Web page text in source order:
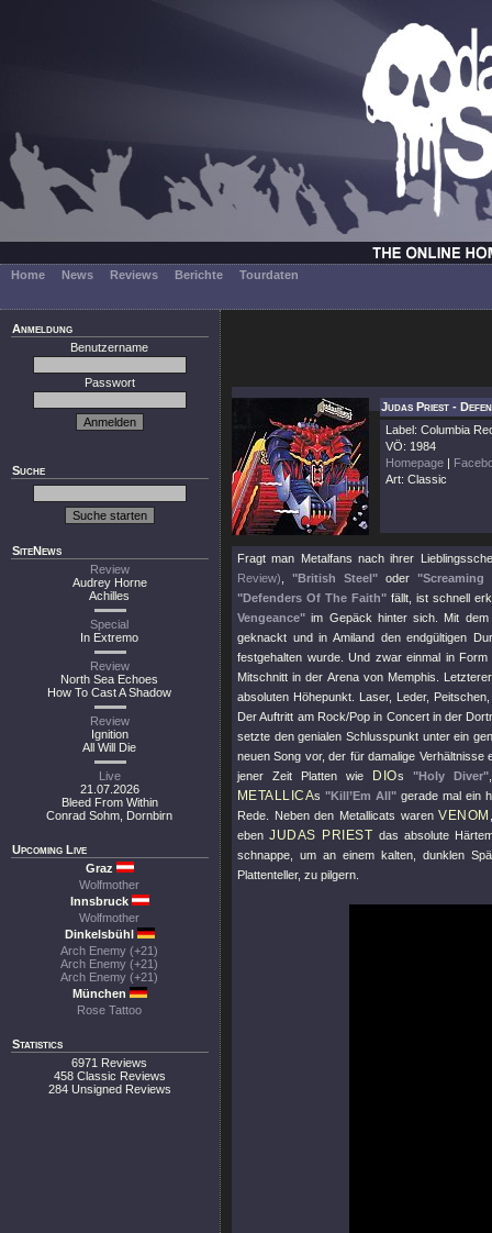
Home News Reviews Berichte Tourdaten
Anmeldung
Benutzername
Passwort
Suche
SiteNews
Review
Audrey Horne
Achilles
Special
In Extremo
Review
North Sea Echoes
How To Cast A Shadow
Review
Ignition
All Will Die
Live
21.07.2026
Bleed From Within
Conrad Sohm, Dornbirn
Upcoming Live
Graz
Wolfmother
Innsbruck
Wolfmother
Dinkelsbühl
Arch Enemy (+21)
Arch Enemy (+21)
Arch Enemy (+21)
München
Rose Tattoo
Statistics
6971 Reviews
458 Classic Reviews
284 Unsigned Reviews
Judas Priest -
Label: Columbia
VÖ: 1984
Homepage |
Art: Classic
Fragt man Metalfans nach ihrer
Review)
"British Steel"oder "Screaming
"Defenders Of The Faith" fällt, ist schnell
Vengeance" im Gepäck hinter sich. Mit
geknackt und in Amiland den endgültigen
festgehalten wurde. Und zwar einmal in
Mitschnitt in der Arena von Memphis.
absoluten Höhepunkt. Laser, Leder,
Der Auftritt am Rock/Pop in Concert in der
setzte den genialen Schlusspunkt unter ein
neuen Song vor, der für damalige
jener Zeit Platten wie
DIOs"Holy Diver"
METALLICAs"Kill’Em All" gerade mal ein
Rede. Neben den Metallicats warenVENOM
ebenJUDAS PRIEST das absolute
schnappe, um an einem kalten, dunklen
Plattenteller, zu pilgern.